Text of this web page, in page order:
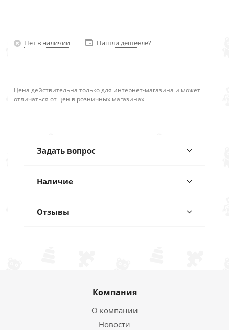
Нет в наличии Нашли дешевле?
Цена действительна только для интернет-магазина и может
отличаться от цен в розничных магазинах
Задать вопрос
Наличие
Отзывы
Компания
О компании
Новости